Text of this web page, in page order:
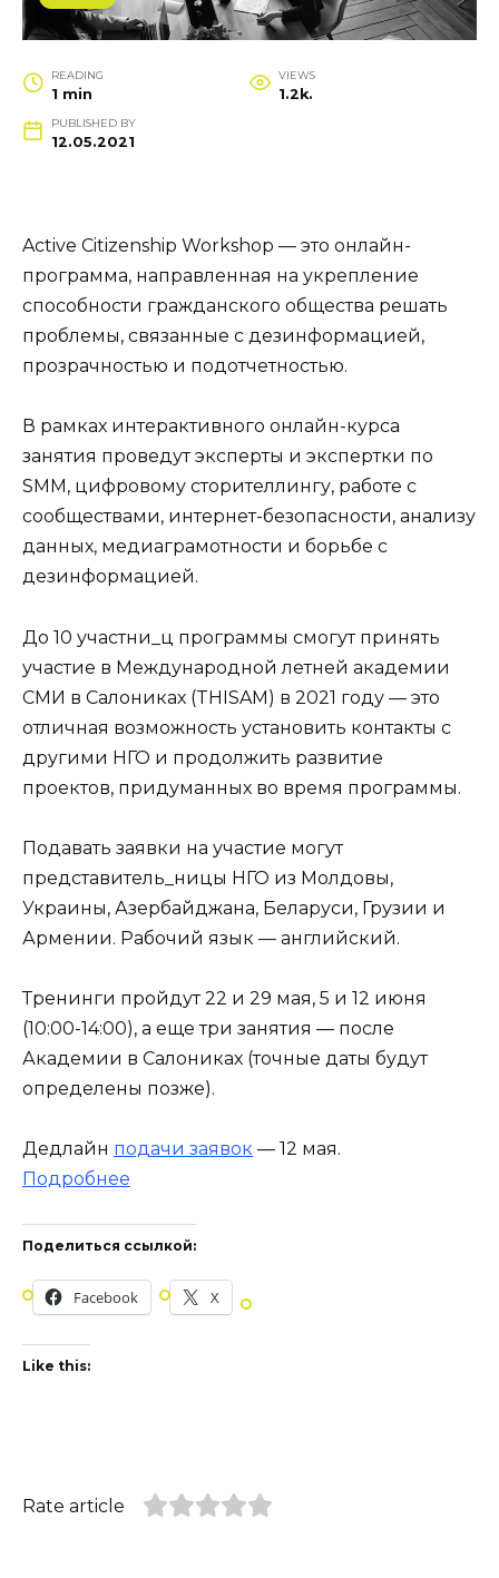
READING
1 min
VIEWS
1.2k.
PUBLISHED BY
12.05.2021
Active Citizenship Workshop — это онлайн-
программа, направленная на укрепление
способности гражданского общества решать
проблемы, связанные с дезинформацией,
прозрачностью и подотчетностью.
В рамках интерактивного онлайн-курса
занятия проведут эксперты и экспертки по
SMM, цифровому сторителлингу, работе с
сообществами, интернет-безопасности, анализу
данных, медиаграмотности и борьбе с
дезинформацией.
До 10 участни_ц программы смогут принять
участие в Международной летней академии
СМИ в Салониках (THISAM) в 2021 году — это
отличная возможность установить контакты с
другими НГО и продолжить развитие
проектов, придуманных во время программы.
Подавать заявки на участие могут
представитель_ницы НГО из Молдовы,
Украины, Азербайджана, Беларуси, Грузии и
Армении. Рабочий язык — английский.
Тренинги пройдут 22 и 29 мая, 5 и 12 июня
(10:00-14:00), а еще три занятия — после
Академии в Салониках (точные даты будут
определены позже).
Дедлайн подачи заявок — 12 мая.
Подробнее
Поделиться ссылкой:
Facebook X
Like this:
Rate article